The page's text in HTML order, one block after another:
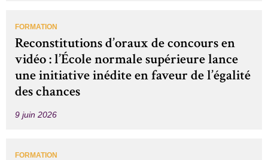
FORMATION
Reconstitutions d’oraux de concours en
vidéo : l’École normale supérieure lance
une initiative inédite en faveur de l’égalité
des chances
9 juin 2026
FORMATION